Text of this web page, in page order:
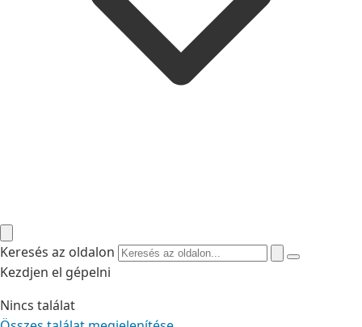
Keresés az oldalon
Kezdjen el gépelni
Nincs találat